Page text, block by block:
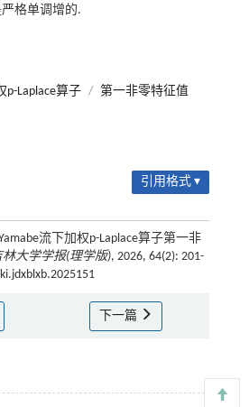
格单调增的.
p-Laplace算子 / 第一非零特征值
引用格式 ▾
流下加权p-Laplace算子第一非
林大学学报(理学版), 2026, 64(2): 201-
下一篇